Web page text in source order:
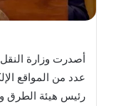
أصدرت وزارة النقل
عدد من المواقع
رئيس هيئة الطرق